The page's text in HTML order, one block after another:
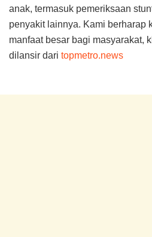
anak, termasuk pemeriksaan
penyakit lainnya. Kami berharap
manfaat besar bagi masyarakat,
dilansir dari topmetro.news